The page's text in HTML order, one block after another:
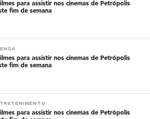
para assistir nos cinemas de Petrópolis
fim de semana
para assistir nos cinemas de Petrópolis
fim de semana
para assistir nos cinemas de Petrópolis